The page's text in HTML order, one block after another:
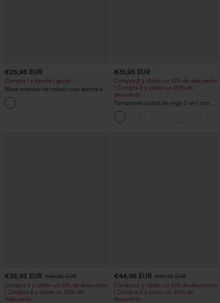
€26,95 EUR
Compra 1 y llévate 1 gratis
Blusa oversize de trabajo con escote en
V y manga corta, resistente a las arrugas
+1
€31,95 EUR
Compra 2 y obtén un 10% de descuento
| Compra 3 y obtén un 20% de
descuento
Pantalones cortos de yoga 2 en 1 con
bolsillo trasero de talle muy alto y
bolsillo lateral oculto de 5&#39;&#39;
de longitud más larga
€35,95 EUR €40,95 EUR
Compra 2 y obtén un 10% de descuento
| Compra 3 y obtén un 20% de
descuento
€44,95 EUR €49,95 EUR
Compra 2 y obtén un 10% de descuento
| Compra 3 y obtén un 20% de
descuento